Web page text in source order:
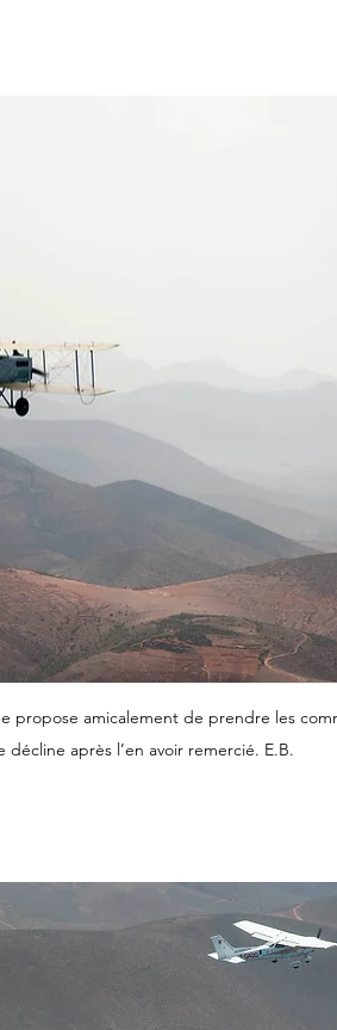
propose amicalement de prendre les
après l’en avoir remercié. E.B.